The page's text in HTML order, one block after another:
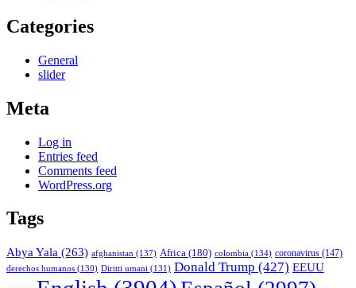
Categories
General
slider
Meta
Log in
Entries feed
Comments feed
WordPress.org
Tags
Abya Yala (263) afghanistan (137) Africa (180) colombia (134) coronavirus (147)
derechos humanos (130) Diritti umani (131) Donald Trump (427) EEUU